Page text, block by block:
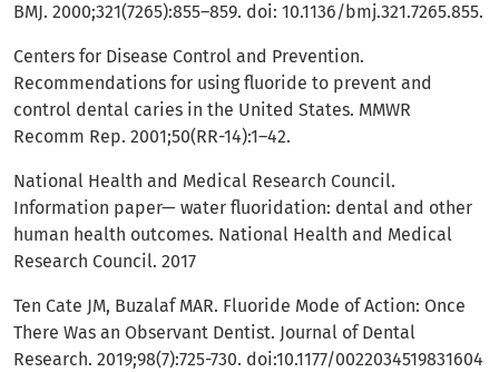
BMJ. 2000;321(7265):855–859. doi: 10.1136/bmj.321.7265.855.
Centers for Disease Control and Prevention.
Recommendations for using fluoride to prevent and
control dental caries in the United States. MMWR
Recomm Rep. 2001;50(RR-14):1–42.
National Health and Medical Research Council.
Information paper— water fluoridation: dental and other
human health outcomes. National Health and Medical
Research Council. 2017
Ten Cate JM, Buzalaf MAR. Fluoride Mode of Action: Once
There Was an Observant Dentist. Journal of Dental
Research. 2019;98(7):725-730. doi:10.1177/0022034519831604